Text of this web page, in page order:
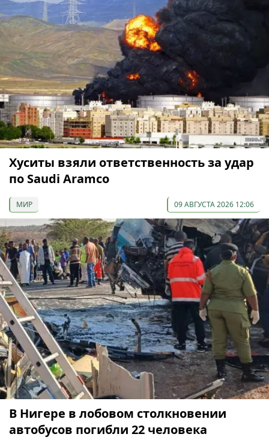
Хуситы взяли ответственность за удар
по Saudi Aramco
МИР 09 АВГУСТА 2026 12:06
В Нигере в лобовом столкновении
автобусов погибли 22 человека